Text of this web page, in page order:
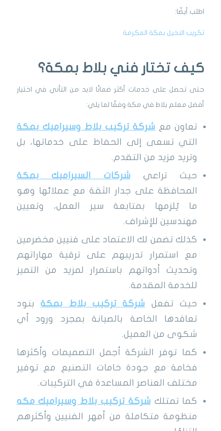
اطلب أيضًا:
تكريب النخيل بمكة المكرمة
كيف تختار فني بلاط بمكة؟
حتى تحصل على خدمات أكثر ضمانًا لابد من التأني في اختيار
أفضل معلم بلاط في مكة وفقًا لما يلي:
تعاون مع شركة تركيب بلاط وسيراميك بمكة
التي تسعى إلى الحفاظ على خدماتها، بل
وتريد مزيد من التقدم.
حيث تراعي شركات السيراميك بمكة
المحافظة على جدار الثقة مع عملائها وهو
ما يُلزمها بمتابعة سير العمل، وتعيين
مهندسين للإشراف.
كذلك تضمن لك الاعتماد على فنيين مخضرمين
مع استمرار تدريبهم على ترقية مهاراتهم
وتحديث أدواتهم باستمرار لمزيد من التميز
للخدمة المقدمة.
حيث تفعل شركة تركيب بلاط بمكةبنود
تعاقدها الخاصة بالصيانة بمجرد ورود أي
شكوى من العميل.
كما توفر الشركة أجمل التصميمات وأكثرها
فخامة مع جودة خامات التصنيع مع توفير
مختلف العناصر المساعدة في التركيبات.
كما تمتلك شركة تركيب بلاط وسيراميك مكه
منظومة متكاملة من أمهر الفنيين وأكثرهم